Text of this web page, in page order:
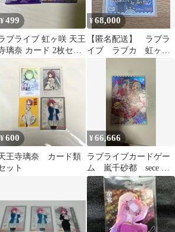
¥499
ブライブ 虹ヶ咲 天王
璃奈 カード 2枚セッ
¥68,000
【匿名配送】 ラブラ
イブ ラブカ 虹ヶ
念 SECE
¥600
王寺璃奈 カード類
ット
¥66,666
ラブライブカードゲー
ム 嵐千砂都 sece ラ
ブカ